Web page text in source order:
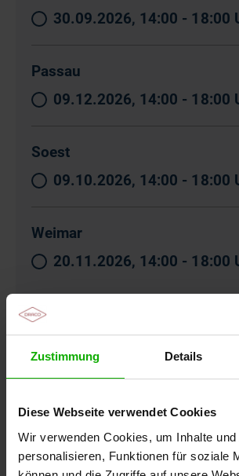
Zustimmung Details
Diese Webseite verwendet Cookies
Wir verwenden Cookies, um Inhalte
personalisieren, Funktionen für soziale
30.09.2026, 14:00 - 18:00
Passau
09.12.2026, 14:00 - 18:00
Soest
09.10.2026, 14:00 - 18:00
Weimar
20.11.2026, 14:00 - 18:00
Als Ihr Partner in der
wir Ihren Arbeitsalltag mit dieser
Präsenzfortbildung zum Ulcus